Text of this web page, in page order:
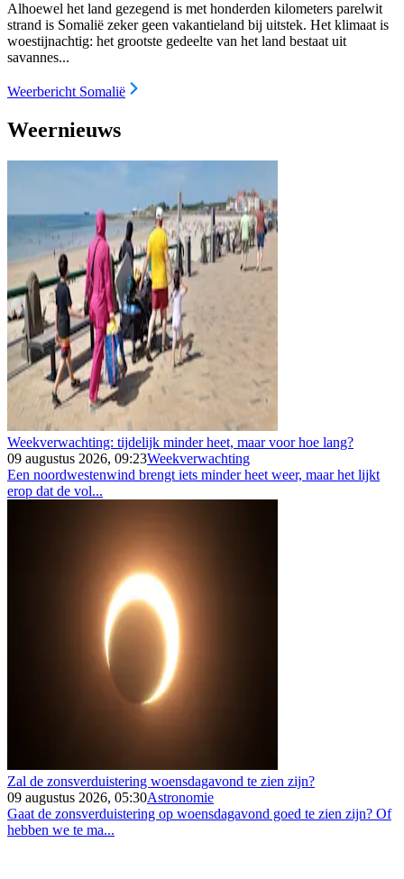
Alhoewel het land gezegend is met honderden kilometers parelwit
strand is Somalië zeker geen vakantieland bij uitstek. Het klimaat is
woestijnachtig: het grootste gedeelte van het land bestaat uit
savannes...
Weerbericht Somalië
Weernieuws
Weekverwachting: tijdelijk minder heet, maar voor hoe lang?
09 augustus 2026, 09:23Weekverwachting
Een noordwestenwind brengt iets minder heet weer, maar het lijkt
erop dat de vol...
Zal de zonsverduistering woensdagavond te zien zijn?
09 augustus 2026, 05:30Astronomie
Gaat de zonsverduistering op woensdagavond goed te zien zijn? Of
hebben we te ma...